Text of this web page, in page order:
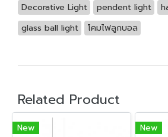
Decorative Light
pendent light
glass ball light
โคมไฟลูกบอล
Related Product
New New